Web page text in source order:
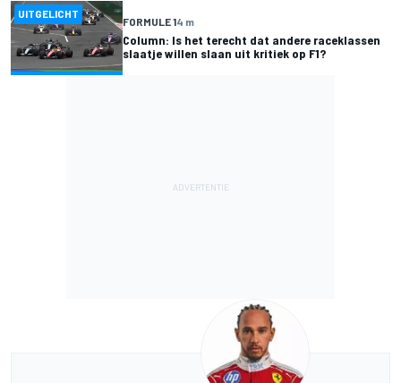
UITGELICHT
FORMULE 14 m
Column: Is het terecht dat andere raceklassen
slaatje willen slaan uit kritiek op F1?